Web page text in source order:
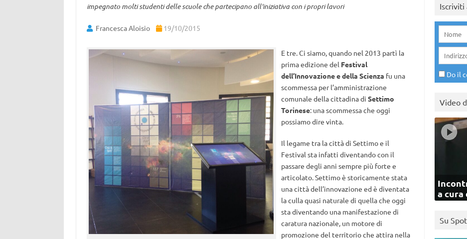
impegnato molti studenti delle scuole che partecipano all'iniziativa con i propri lavori
Francesca Aloisio 19/10/2015
E tre. Ci siamo, quando nel 2013 partì la
prima edizione del Festival
dell’Innovazione e della Scienza fu una
scommessa per l’amministrazione
comunale della cittadina di Settimo
Torinese: una scommessa che oggi
possiamo dire vinta.
Il legame tra la città di Settimo e il
Festival sta infatti diventando con il
passare degli anni sempre più forte e
articolato. Settimo è storicamente stata
una città dell’innovazione ed è diventata
la culla quasi naturale di quella che oggi
sta diventando una manifestazione di
caratura nazionale, un motore di
promozione del territorio che attira nella
Iscriviti
Do il
Video
a cura
Su